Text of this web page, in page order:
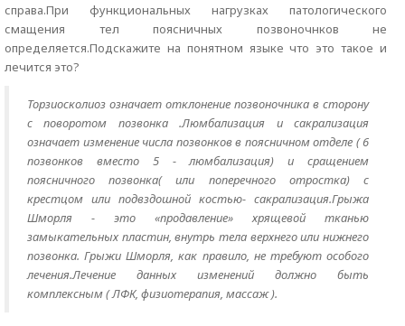
справа.При функциональных нагрузках патологического
смащения тел поясничных позвоночнков не
определяется.Подскажите на понятном языке что это такое и
лечится это?
Торзиосколиоз означает отклонение позвоночника в сторону
с поворотом позвонка .Люмбализация и сакрализация
означает изменение числа позвонков в поясничном отделе ( 6
позвонков вместо 5 - люмбализация) и сращением
поясничного позвонка( или поперечного отростка) с
крестцом или подвздошной костью- сакрализация.Грыжа
Шморля - это «продавление» хрящевой тканью
замыкательных пластин, внутрь тела верхнего или нижнего
позвонка. Грыжи Шморля, как правило, не требуют особого
лечения.Лечение данных изменений должно быть
комплексным ( ЛФК, физиотерапия, массаж ).